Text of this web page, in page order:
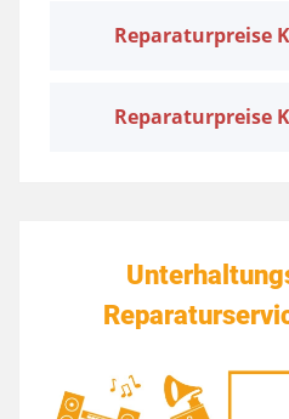
Reparaturpreise
Reparaturpreise